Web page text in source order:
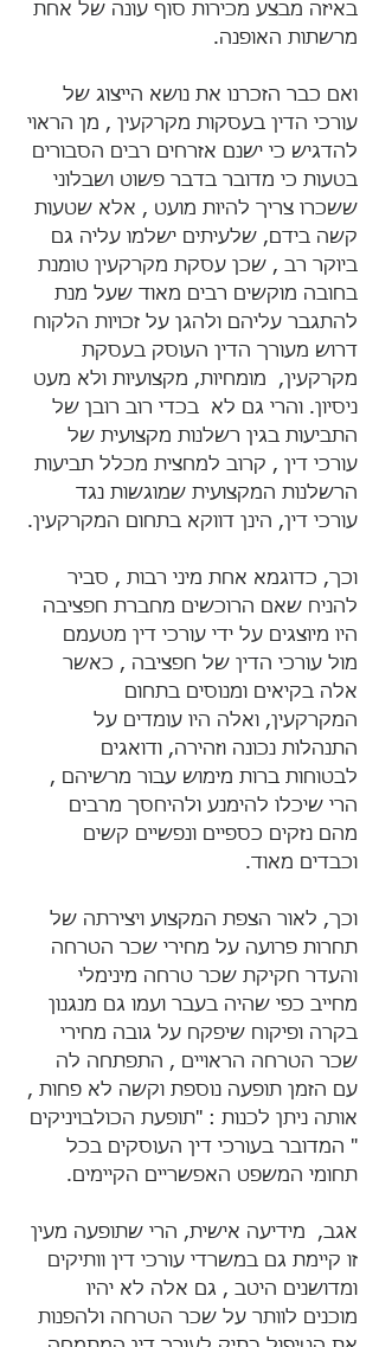
באיזה מבצע מכירות סוף עונה של אחת
מרשתות האופנה.
ואם כבר הזכרנו את נושא הייצוג של
עורכי הדין בעסקות מקרקעין , מן הראוי
להדגיש כי ישנם אזרחים רבים הסבורים
בטעות כי מדובר בדבר פשוט ושבלוני
ששכרו צריך להיות מועט , אלא שטעות
קשה בידם, שלעיתים ישלמו עליה גם
ביוקר רב , שכן עסקת מקרקעין טומנת
בחובה מוקשים רבים מאוד שעל מנת
להתגבר עליהם ולהגן על זכויות הלקוח
דרוש מעורך הדין העוסק בעסקת
מקרקעין,  מומחיות, מקצועיות ולא מעט
ניסיון. והרי גם לא  בכדי רוב רובן של
התביעות בגין רשלנות מקצועית של
עורכי דין , קרוב למחצית מכלל תביעות
הרשלנות המקצועית שמוגשות נגד
עורכי דין, הינן דווקא בתחום המקרקעין.
וכך, כדוגמא אחת מיני רבות , סביר
להניח שאם הרוכשים מחברת חפציבה
היו מיוצגים על ידי עורכי דין מטעמם
מול עורכי הדין של חפציבה , כאשר
אלה בקיאים ומנוסים בתחום
המקרקעין, ואלה היו עומדים על
התנהלות נכונה וזהירה, ודואגים
לבטוחות ברות מימוש עבור מרשיהם ,
הרי שיכלו להימנע ולהיחסך מרבים
מהם נזקים כספיים ונפשיים קשים
וכבדים מאוד.
וכך, לאור הצפת המקצוע ויצירתה של
תחרות פרועה על מחירי שכר הטרחה
והעדר חקיקת שכר טרחה מינימלי
מחייב כפי שהיה בעבר ועמו גם מנגנון
בקרה ופיקוח שיפקח על גובה מחירי
שכר הטרחה הראויים , התפתחה לה
עם הזמן תופעה נוספת וקשה לא פחות ,
אותה ניתן לכנות : "תופעת הכולבויניקים
" המדובר בעורכי דין העוסקים בכל
תחומי המשפט האפשריים הקיימים.
אגב,  מידיעה אישית, הרי שתופעה מעין
זו קיימת גם במשרדי עורכי דין וותיקים
ומדושנים היטב , גם אלה לא יהיו
מוכנים לוותר על שכר הטרחה ולהפנות